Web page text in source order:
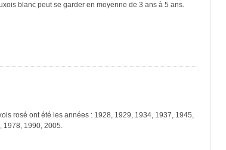
blanc peut se garder en moyenne de 3 ans à 5 ans.
rosé ont été les années : 1928, 1929, 1934, 1937, 1945,
1978, 1990, 2005.